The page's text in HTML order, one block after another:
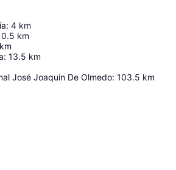
: 4 km
km
km
: 13.5 km
José Joaquín De Olmedo: 103.5 km